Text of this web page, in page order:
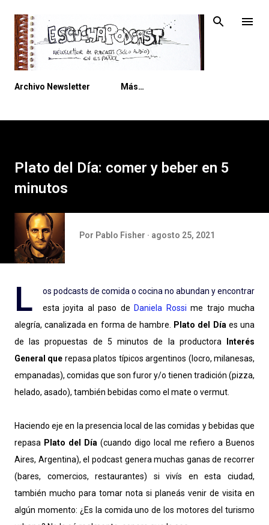
Archivo Newsletter Más…
Plato del Día: comer y beber en 5
minutos
Por Pablo Fisher agosto 25, 2021
L
os podcasts de comida o cocina no abundan y encontrar
esta joyita al paso de Daniela Rossi me trajo mucha
alegría, canalizada en forma de hambre. Plato del Díaes una
de las propuestas de 5 minutos de la productora
Interés
General que repasa platos típicos argentinos (locro, milanesas,
empanadas), comidas que son furor y/o tienen tradición (pizza,
helado, asado), también bebidas como el mate o vermut.
Haciendo eje en la presencia local de las comidas y bebidas que
repasa Plato del Día (cuando digo local me refiero a Buenos
Aires, Argentina), el podcast genera muchas ganas de recorrer
(bares, comercios, restaurantes) si vivís en esta ciudad,
también mucho para tomar nota si planeás venir de visita en
algún momento: ¿Es la comida uno de los motores del turismo